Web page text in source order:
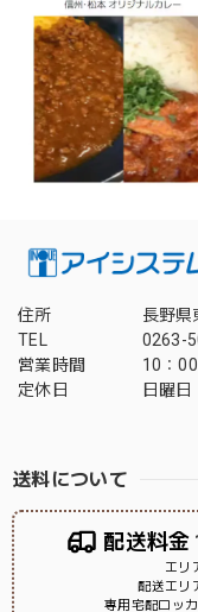
住所
長野
TEL
0263-
営業時間
10：
定休日
日曜日
送料について
配送料金
エリ
配送エリ
専用宅配ロッ